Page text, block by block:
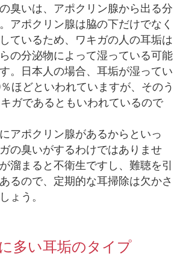
臭いは、アポクリン腺から出る分
アポクリン腺は脇の下だけでなく
ているため、ワキガの人の耳垢は
の分泌物によって湿っている可能
。日本人の場合、耳垢が湿ってい
ほどといわれていますが、そのう
ガであるともいわれているので
アポクリン腺があるからといっ
の臭いがするわけではありませ
溜まると不衛生ですし、難聴を引
るので、定期的な耳掃除は欠かさ
ょう。
多い耳垢のタイプ